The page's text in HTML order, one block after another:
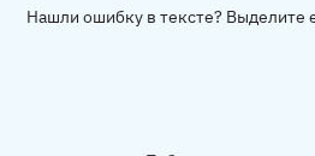
Нашли ошибку в тексте? Выделите